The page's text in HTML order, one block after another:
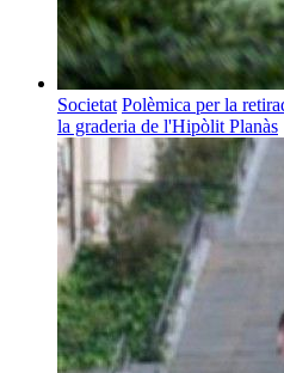
Societat Polèmica per la
la graderia de l'Hipòlit Planàs